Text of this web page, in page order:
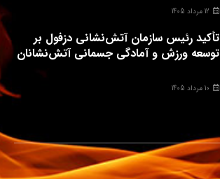
12 مرداد 1405
تأکید رئیس سازمان آتش‌نشانی دزفول بر
توسعه ورزش و آمادگی جسمانی آتش‌نشانان
10 مرداد 1405